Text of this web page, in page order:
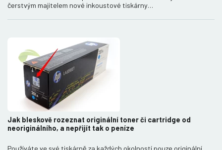
čerstvým majitelem nové inkoustové tiskárny…
Jak bleskově rozeznat originální toner či cartridge od
neoriginálního, a nepřijít tak o peníze
Používáte ve své tiskárně za každých okolností pouze originální